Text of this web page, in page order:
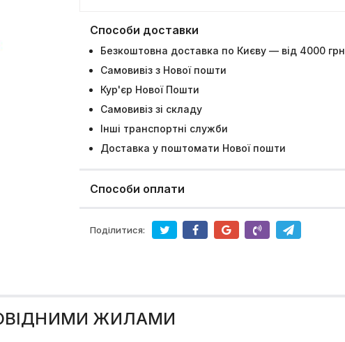
Способи доставки
Безкоштовна доставка по Києву — від 4000 грн
Самовивіз з Нової пошти
Кур'єр Нової Пошти
Самовивіз зі складу
Інші транспортні служби
Доставка у поштомати Нової пошти
Способи оплати
Поділитися:
ЖИЛАМИ